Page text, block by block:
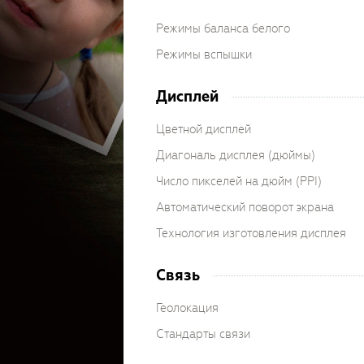
Режимы баланса белого
Режимы вспышки
Дисплей
Цветной дисплей
Диагональ дисплея (дюймы)
Число пикселей на дюйм (PPI)
Автоматический поворот экрана
Технология изготовления дисплея
Связь
Геолокация
Стандарты связи